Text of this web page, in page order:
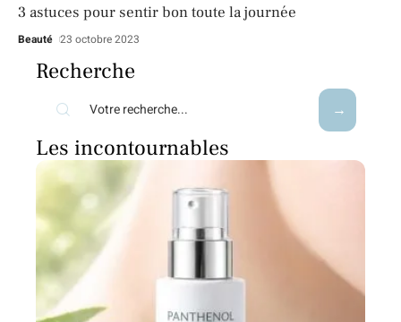
3 astuces pour sentir bon toute la journée
Beauté 23 octobre 2023
Recherche
Les incontournables